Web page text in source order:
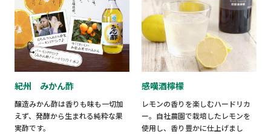
紀州 みかん酢
醸造みかん酢は香りも味も一切加
えず、発酵から生まれる純粋な果
実酢です。
感嘆酒檸檬
レモンの香りを楽しむハードリカ
ー。自社農園で栽培したレモンを
使用し、香り豊かに仕上げまし